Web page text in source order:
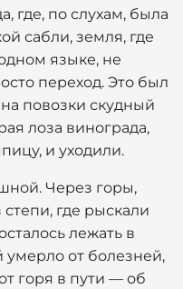
где, по слухам, была
сабли, земля, где
языке, не
переход. Это был
повозки скудный
лоза винограда,
и уходили.
Через горы,
где рыскали
лежать в
умерло от болезней,
горя в пути — об